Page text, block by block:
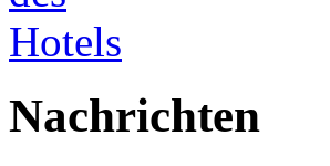
Nachrichten